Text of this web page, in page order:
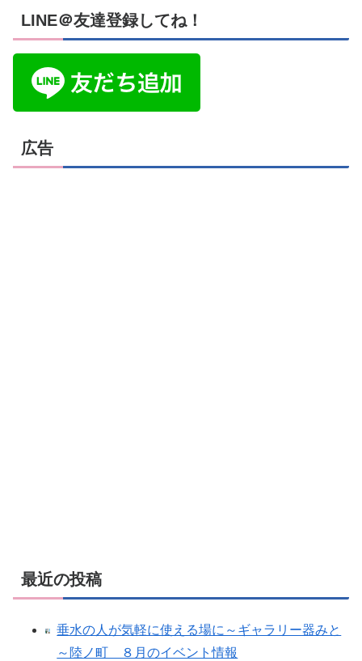
LINE＠友達登録してね！
広告
最近の投稿
垂水の人が気軽に使える場に～ギャラリー器みと
～陸ノ町 ８月のイベント情報